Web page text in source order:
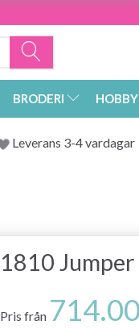
BRODERI HOBBY
Leverans 3-4 vardagar
1810
Pris från